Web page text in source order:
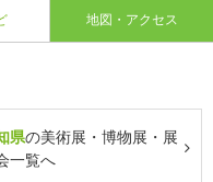
地図・アクセス
県の美術展・博物展・展
一覧へ